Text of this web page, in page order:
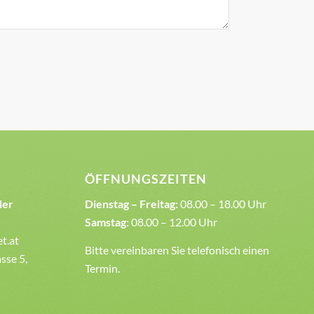
5,
ÖFFNUNGSZEITEN
Dienstag – Freitag:08.00 – 18.00 Uhr
Samstag:08.00 – 12.00 Uhr
Bitte vereinbaren Sie telefonisch einen
Termin.